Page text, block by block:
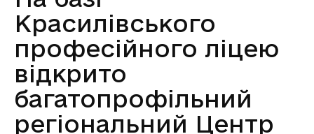
Красилівського
професійного ліцею
відкрито
багатопрофільний
регіональний Центр